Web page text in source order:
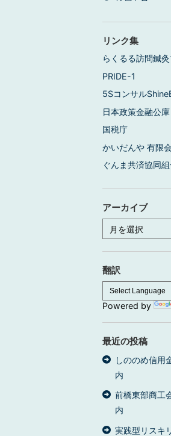
リンク集
らくるる訪問鍼
PRIDE-1
5Sコンサル
日本政策金融公庫
国税庁
かいだんや 有限
ぐんま共済協同
アーカイブ
ア
ー
カ
イ
翻訳
Powered by
最近の投稿
しののめ信用
内
前橋東部商工
内
実践型リスキ